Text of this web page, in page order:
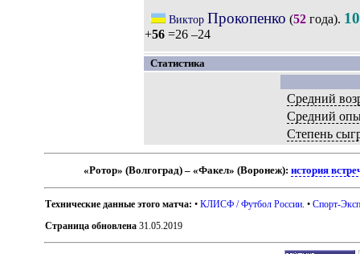
Виктор Прокопенко (52года).
+56 =26 –24
Статистика
Средний
Средний
Степень
«Ротор» (Волгоград) – «Факел» (Воронеж):история
Технические данные этого матча: •КЛИСФ / Футбол России . •Спорт-
Страница обновлена 31.05.2019